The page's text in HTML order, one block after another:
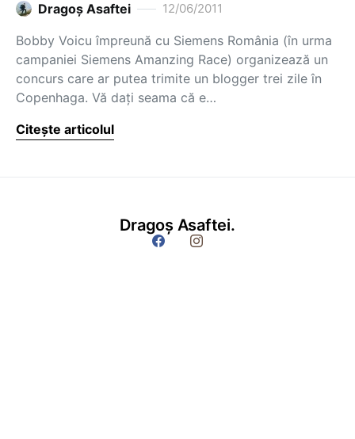
Dragoş Asaftei 12/06/2011
Bobby Voicu împreună cu Siemens România (în urma
campaniei Siemens Amanzing Race) organizează un
concurs care ar putea trimite un blogger trei zile în
Copenhaga. Vă dați seama că e…
Citește articolul
Dragoș Asaftei.